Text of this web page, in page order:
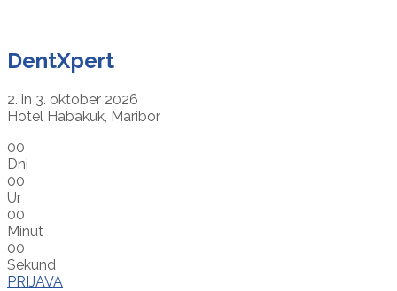
DentXpert
2. in 3. oktober 2026
Hotel Habakuk, Maribor
00
Dni
00
Ur
00
Minut
00
Sekund
PRIJAVA